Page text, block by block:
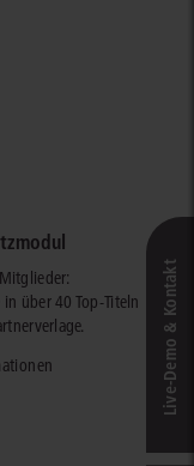
in über 40 Top-Titeln
Live‑Demo & Kontakt